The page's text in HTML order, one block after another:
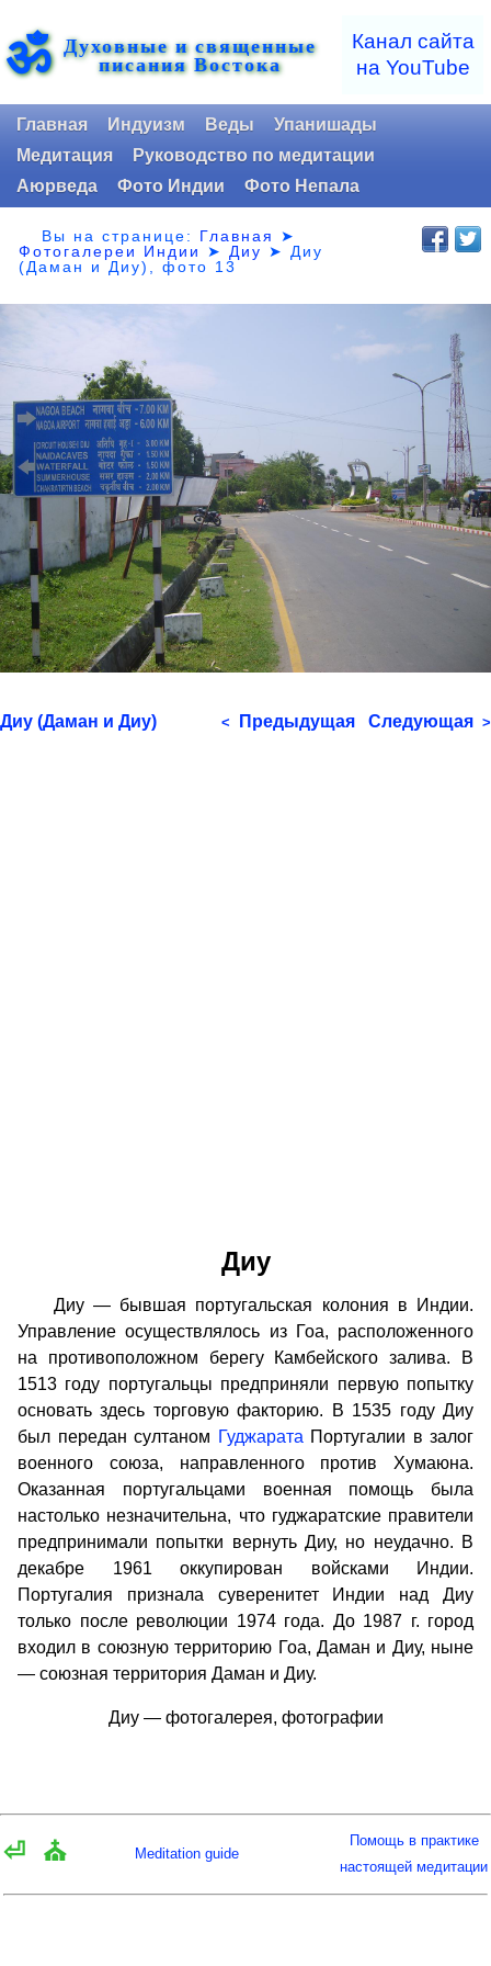
ॐ Духовные и священные
писания Востока
Канал сайта
на YouTube
Главная Индуизм Веды
Упанишады
Медитация
Руководство по медитации
Аюрведа
Фото Индии Фото Непала
Вы на странице: Главная
➤
Фотогалереи Индии
➤ Диу ➤ Диу
(Даман и Диу), фото 13
Диу (Даман и Диу) < Предыдущая Следующая >
Диу
Диу — бывшая португальская колония в Индии.
Управление осуществлялось из Гоа, расположенного
на противоположном берегу Камбейского залива. В
1513 году португальцы предприняли первую попытку
основать здесь торговую факторию. В 1535 году Диу
был передан султаном Гуджарата Португалии в залог
военного союза, направленного против Хумаюна.
Оказанная португальцами военная помощь была
настолько незначительна, что гуджаратские правители
предпринимали попытки вернуть Диу, но неудачно. В
декабре 1961 оккупирован войсками Индии.
Португалия признала суверенитет Индии над Диу
только после революции 1974 года. До 1987 г. город
входил в союзную территорию Гоа, Даман и Диу, ныне
— союзная территория Даман и Диу.
Диу — фотогалерея, фотографии
⏎ ⛪ Meditation guide
Помощь в практике
настоящей медитации